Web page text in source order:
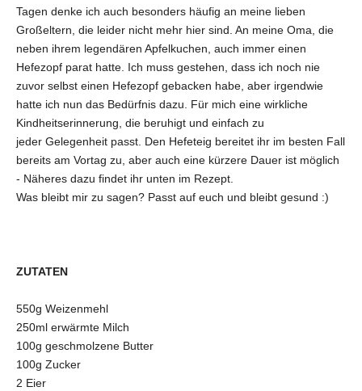
Tagen denke ich auch besonders häufig an meine lieben
Großeltern, die leider nicht mehr hier sind. An meine Oma, die
neben ihrem legendären Apfelkuchen, auch immer einen
Hefezopf parat hatte. Ich muss gestehen, dass ich noch nie
zuvor selbst einen Hefezopf gebacken habe, aber irgendwie
hatte ich nun das Bedürfnis dazu. Für mich eine wirkliche
Kindheitserinnerung, die beruhigt und einfach zu
jeder Gelegenheit passt. Den Hefeteig bereitet ihr im besten Fall
bereits am Vortag zu, aber auch eine kürzere Dauer ist möglich
- Näheres dazu findet ihr unten im Rezept.
Was bleibt mir zu sagen? Passt auf euch und bleibt gesund :)
ZUTATEN
550g Weizenmehl
250ml erwärmte Milch
100g geschmolzene Butter
100g Zucker
2 Eier